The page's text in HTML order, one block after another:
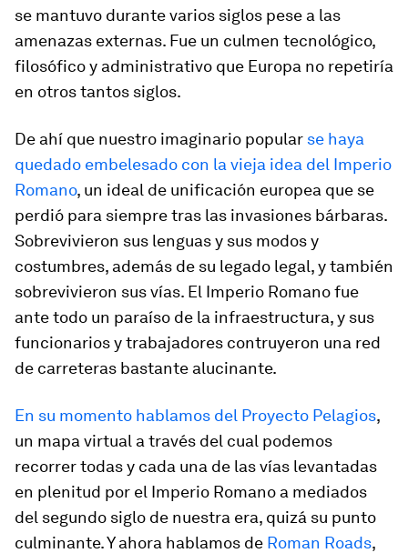
se mantuvo durante varios siglos pese a las
amenazas externas. Fue un culmen tecnológico,
filosófico y administrativo que Europa no repetiría
en otros tantos siglos.
De ahí que nuestro imaginario popular se haya
quedado embelesado con la vieja idea del Imperio
Romano, un ideal de unificación europea que se
perdió para siempre tras las invasiones bárbaras.
Sobrevivieron sus lenguas y sus modos y
costumbres, además de su legado legal, y también
sobrevivieron sus vías. El Imperio Romano fue
ante todo un paraíso de la infraestructura, y sus
funcionarios y trabajadores contruyeron una red
de carreteras bastante alucinante.
En su momento hablamos del Proyecto Pelagios,
un mapa virtual a través del cual podemos
recorrer todas y cada una de las vías levantadas
en plenitud por el Imperio Romano a mediados
del segundo siglo de nuestra era, quizá su punto
culminante. Y ahora hablamos de Roman Roads,